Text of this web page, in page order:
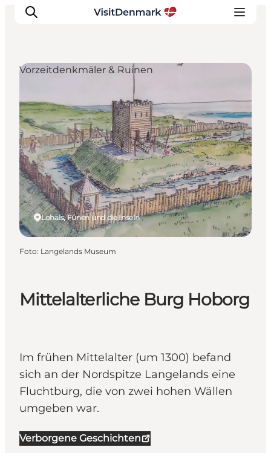
Inspiration
Regionen
Erlebnisse
Unterkünfte
Reiseplanung
Mittelalterliche Burg Hoborg
Im frühen Mittelalter (um 1300) befand
sich an der Nordspitze Langelands eine
Fluchtburg, die von zwei hohen Wällen
umgeben war.
Verborgene Geschichten
Lohals, Fünen und die Inseln
Vorzeitdenkmäler & Ruinen
Foto: Langelands Museum